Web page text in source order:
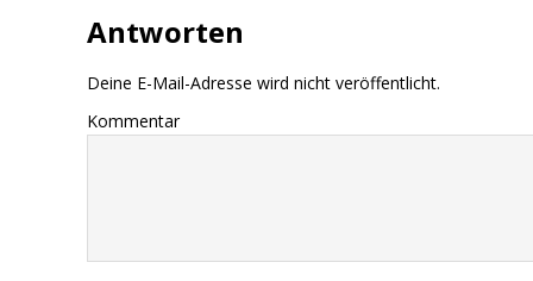
Antworten
Deine E-Mail-Adresse wird nicht veröffentlicht.
Kommentar